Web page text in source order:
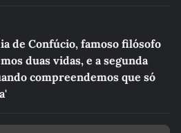
de Confúcio, famoso filósofo
duas vidas, e a segunda
compreendemos que só